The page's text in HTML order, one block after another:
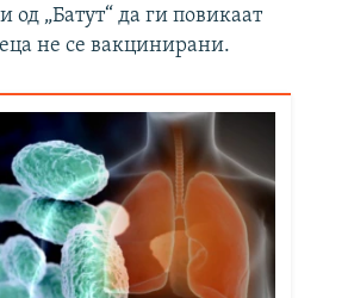
од „Батут“ да ги повикаат
не се вакцинирани.